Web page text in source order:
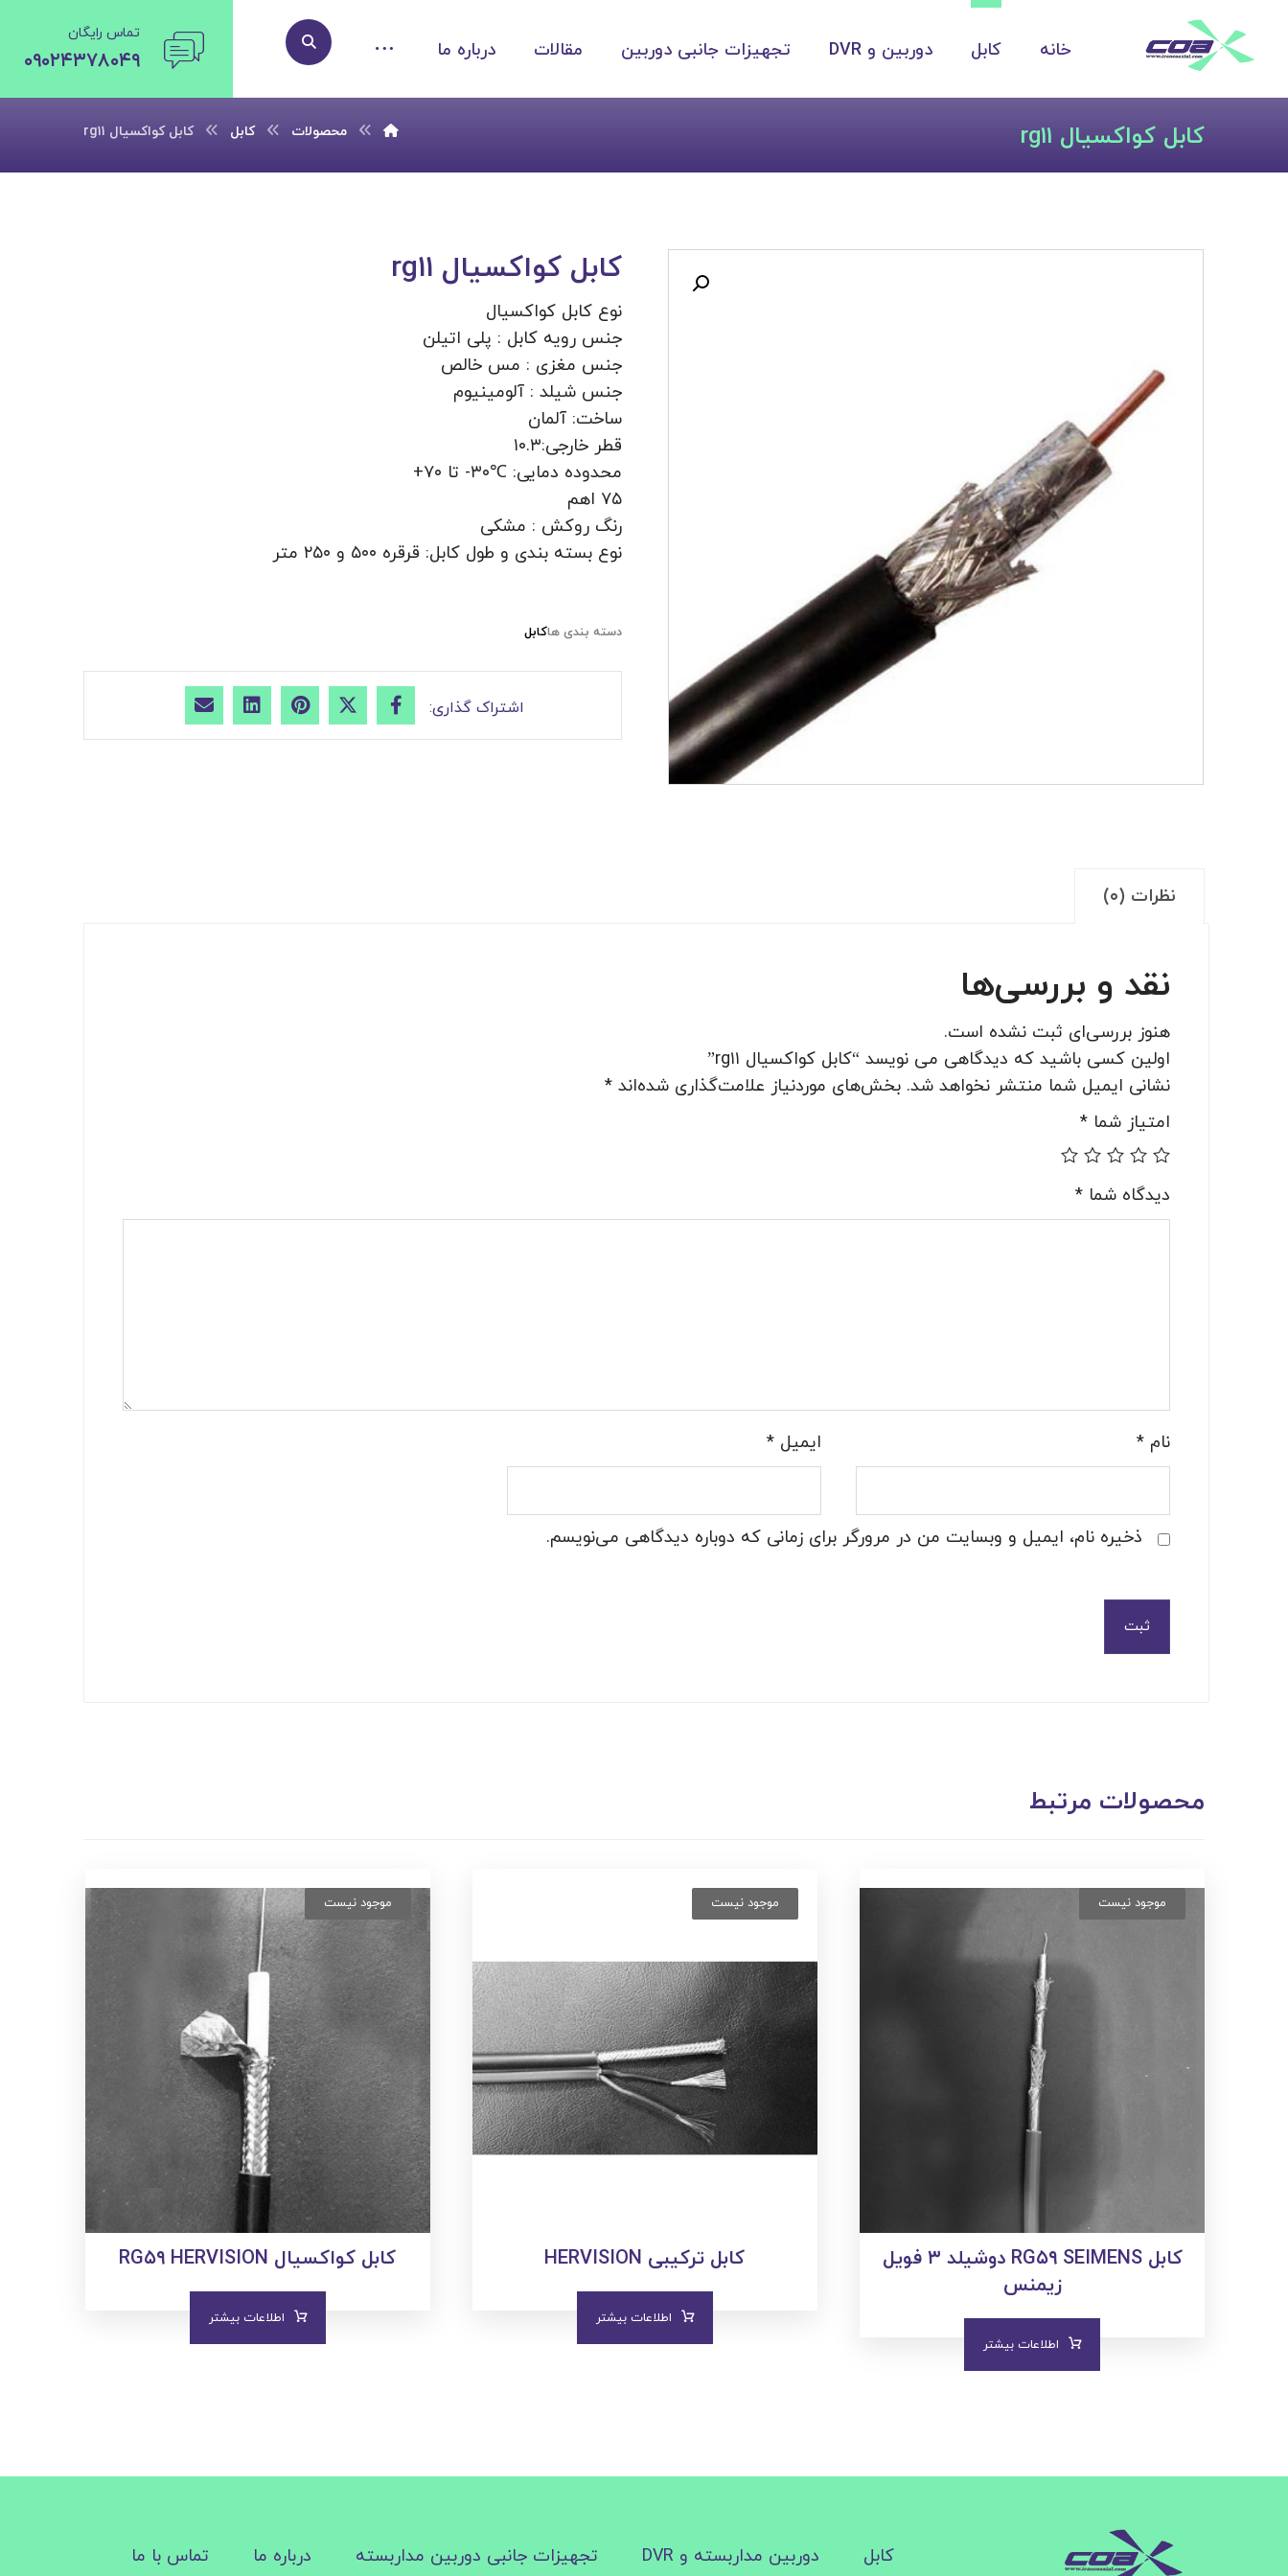
تماس رایگان
۰۹۰۲۴۳۷۸۰۴۹ خانه کابل دوربین و DVR تجهیزات جانبی دوربین مقالات درباره ما
کابل کواکسیال rg۱۱ محصولات کابل کابل کواکسیال rg۱۱
کابل کواکسیال rg۱۱
نوع کابل کواکسیال
جنس رویه کابل : پلی اتیلن
جنس مغزی : مس خالص
جنس شیلد : آلومینیوم
ساخت: آلمان
قطر خارجی:۱۰.۳
محدوده دمایی: ℃۳۰- تا ۷۰+
۷۵ اهم
رنگ روکش : مشکی
نوع بسته بندی و طول کابل: قرقره ۵۰۰ و ۲۵۰ متر
دسته بندی هاکابل
نظرات (۰)
نقد و بررسی‌ها
هنوز بررسی‌ای ثبت نشده است.
اولین کسی باشید که دیدگاهی می نویسد “کابل کواکسیال rg۱۱”
نشانی ایمیل شما منتشر نخواهد شد. بخش‌های موردنیاز علامت‌گذاری شده‌اند *
امتیاز شما *
دیدگاه شما *
نام * ایمیل*
ذخیره نام، ایمیل و وبسایت من در مرورگر برای زمانی که دوباره دیدگاهی می‌نویسم.
ثبت
محصولات مرتبط
کابل RG۵۹ SEIMENS دوشیلد ۳ فویل
زیمنس
موجود نیست
اطلاعات بیشتر
کابل ترکیبی HERVISION
موجود نیست
اطلاعات بیشتر
کابل کواکسیال RG۵۹ HERVISION
موجود نیست
اطلاعات بیشتر
کابل دوربین مداربسته و DVR تجهیزات جانبی دوربین مداربسته درباره ما تماس با ما